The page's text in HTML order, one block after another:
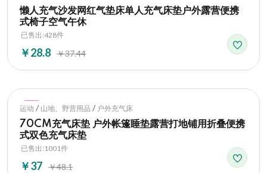
懒人充气沙发网红气垫床单人充气床垫户外露营便携
式椅子空气午休
已售出:428件
￥28.8 ￥37.44
Hot
运动 / 山地、野营用品 / 户外充气床
70CM充气床垫 户外帐篷睡垫露营打地铺用折叠便携
式双色充气床垫
已售出:1001件
￥37 ￥48.1